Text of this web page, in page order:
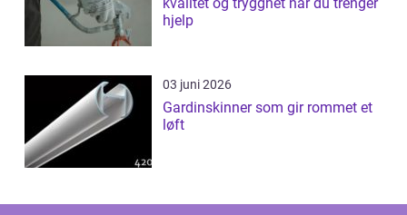
hjelp
03 juni 2026
Gardinskinner som gir rommet et
løft